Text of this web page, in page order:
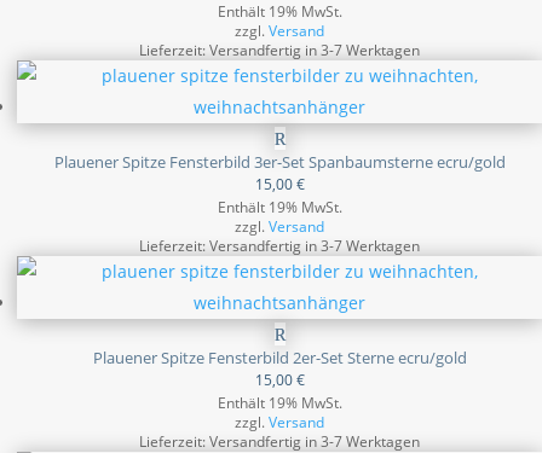
Enthält 19% MwSt.
zzgl.Versand
Lieferzeit: Versandfertig in 3-7 Werktagen
Plauener Spitze Fensterbild 3er-Set Spanbaumsterne ecru/gold
15,00€
Enthält 19% MwSt.
zzgl.Versand
Lieferzeit: Versandfertig in 3-7 Werktagen
Plauener Spitze Fensterbild 2er-Set Sterne ecru/gold
15,00€
Enthält 19% MwSt.
zzgl.Versand
Lieferzeit: Versandfertig in 3-7 Werktagen